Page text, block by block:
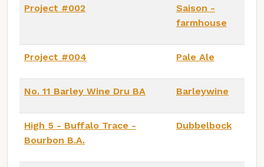
Project #002
Saison -
farmhouse
Project #004 Pale Ale
No. 11 Barley Wine Dru BA Barleywine
High 5 - Buffalo Trace -
Bourbon B.A.
Dubbelbock